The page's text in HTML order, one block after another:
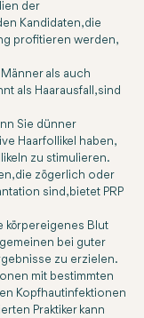
der
Kandidaten, die
profitieren werden,
als auch
als Haarausfall, sind
Sie dünner
Haarfollikel haben,
zu stimulieren.
die zögerlich oder
sind, bietet PRP
körpereigenes Blut
bei guter
zu erzielen.
mit bestimmten
Kopfhautinfektionen
Praktiker kann